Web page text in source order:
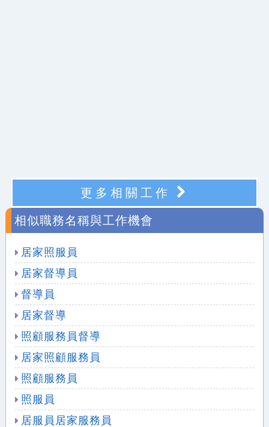
更多相關工作
相似職務名稱與工作機會
居家照服員
居家督導員
督導員
居家督導
照顧服務員督導
居家照顧服務員
照顧服務員
照服員
居服員居家服務員